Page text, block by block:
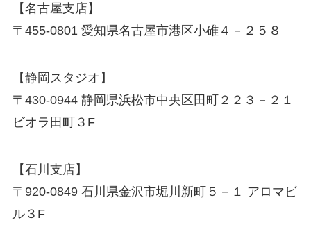
【名古屋支店】
〒455-0801 愛知県名古屋市港区小碓４－２５８
【静岡スタジオ】
〒430-0944 静岡県浜松市中央区田町２２３－２１
ビオラ田町３F
【石川支店】
〒920-0849 石川県金沢市堀川新町５－１ アロマビ
ル３F